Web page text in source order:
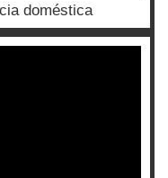
doméstica